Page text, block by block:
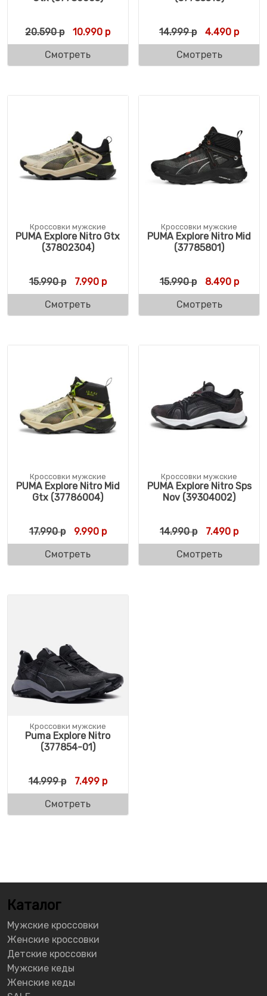
20.590р Первоначальная цена составляла 20.590
10.990 рТекущая цена: 10.990 р.
Смотреть
14.999р 4.490 р
Смотреть
Кроссовки мужские
PUMA Explore Nitro Gtx
(37802304)
15.990р Первоначальная цена составляла 15.990
7.990рТекущая цена: 7.990 р.
Смотреть
Кроссовки мужские
PUMA Explore Nitro Mid
(37785801)
15.990р 8.490р
Смотреть
Кроссовки мужские
PUMA Explore Nitro Mid
Gtx (37786004)
17.990р Первоначальная цена составляла 17.990
9.990рТекущая цена: 9.990 р.
Смотреть
Кроссовки мужские
PUMA Explore Nitro Sps
Nov (39304002)
14.990р 7.490 р
Смотреть
Кроссовки мужские
Puma Explore Nitro
(377854-01)
14.999р Первоначальная цена составляла 14.999
7.499рТекущая цена: 7.499 р.
Смотреть
Каталог
Мужские кроссовки
Женские кроссовки
Детские кроссовки
Мужские кеды
Женские кеды